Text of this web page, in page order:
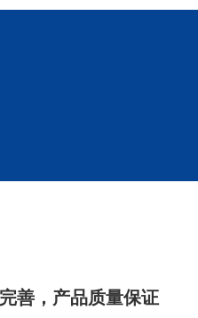
善，产品质量保证